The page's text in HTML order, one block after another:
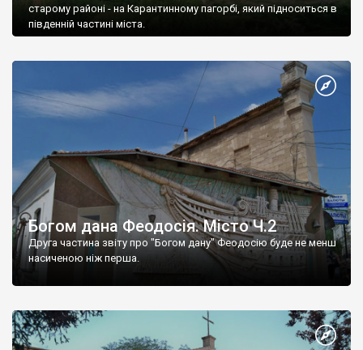
старому районі - на Карантинному пагорбі, який підноситься в
південній частині міста.
Богом дана Феодосія. Місто Ч.2
Друга частина звіту про "Богом дану" Феодосію буде не менш
насиченою ніж перша.